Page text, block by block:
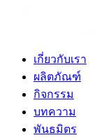
เกี่ยวกับเรา
ผลิตภัณฑ์
กิจกรรม
บทความ
พันธมิตร